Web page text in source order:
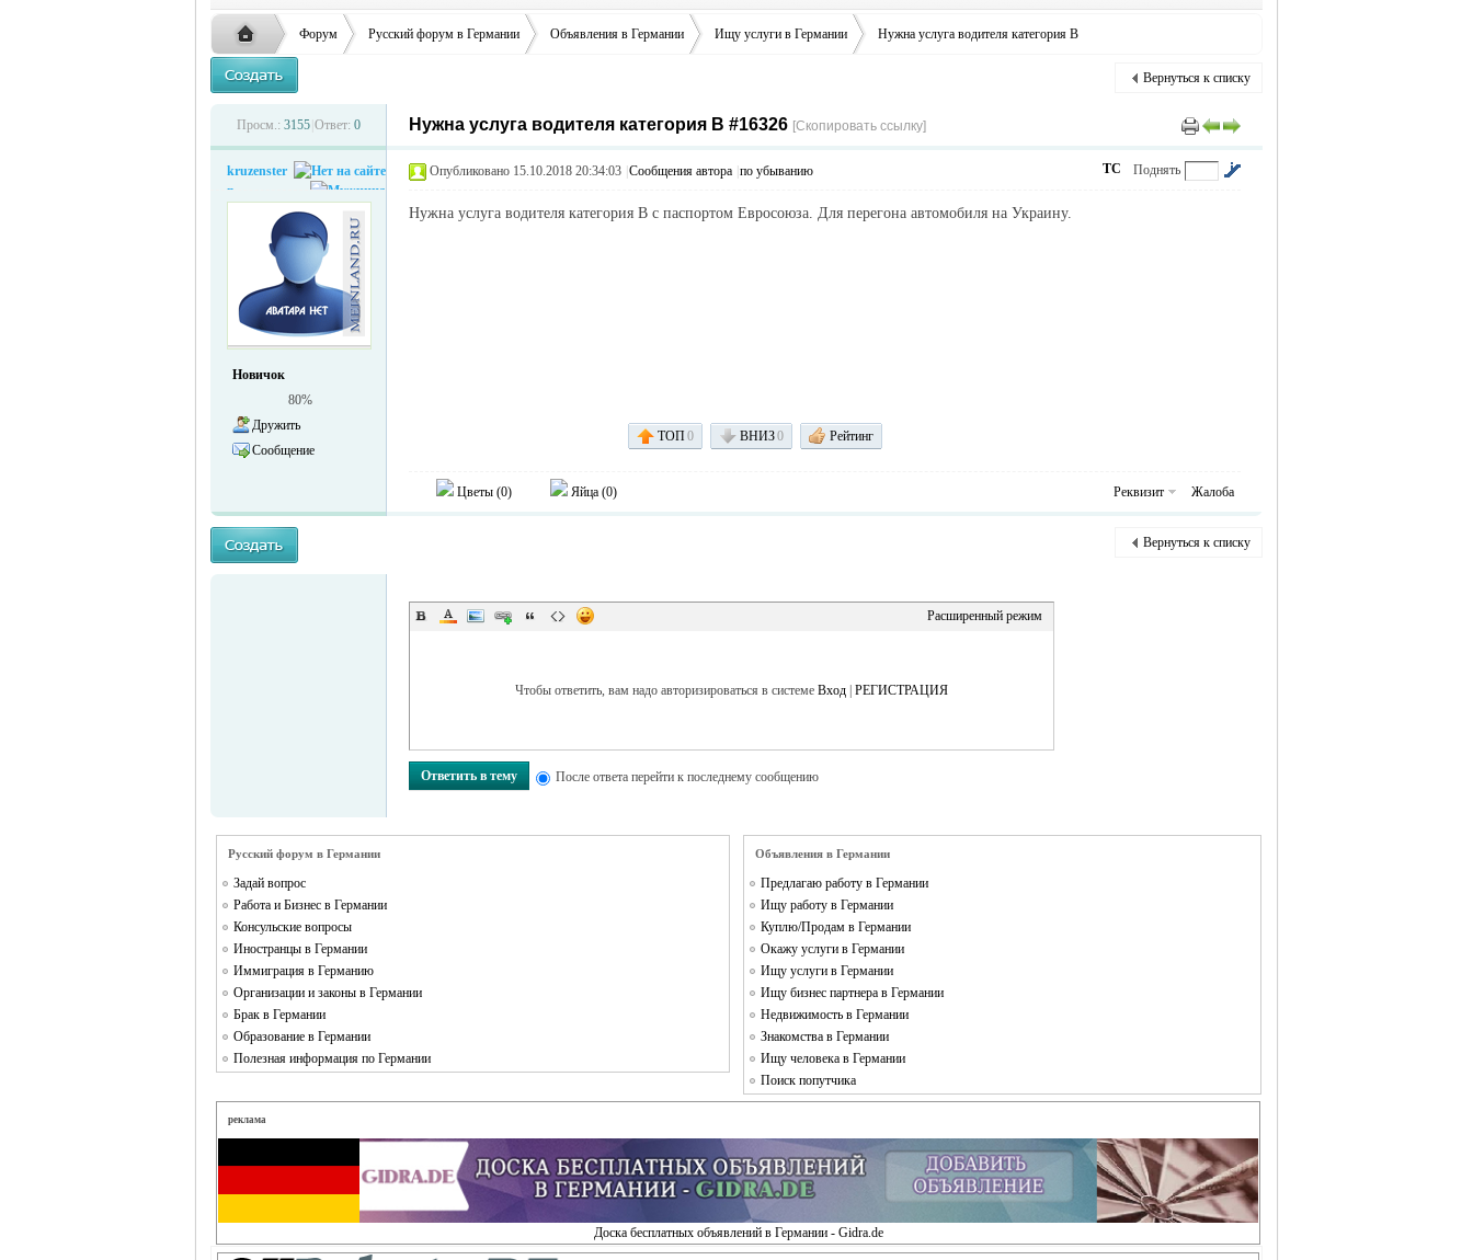
Русская
жизнь и
объявления в
MEINLAND.
RU
›
Форум
›
Русский форум в Германии
›
Объявления в Германии
›
Ищу услуги в Германии
›
Нужна услуга водителя категория В
Вернуться к списку
Просм.: 3155 Ответ: 0 Нужна услуга водителя категория В #16326 [Скопировать ссылку]
kruzenster
n
Новичок
80%
Дружить
Сообщение
Поднять
ТС
Опубликовано 15.10.2018 20:34:03 Сообщения автора по убыванию
Нужна услуга водителя категория В с паспортом Евросоюза. Для перегона автомобиля на Украину.
ТОП0 ВНИЗ0 Рейтинг
Цветы (0) Яйца (0) Реквизит Жалоба
Вернуться к списку
Расширенный режим
Чтобы ответить, вам надо авторизироваться в системе Вход РЕГИСТРАЦИЯ
Ответить в тему После ответа перейти к последнему сообщению
Русский форум в Германии
Задай вопрос
Работа и Бизнес в Германии
Консульские вопросы
Иностранцы в Германии
Иммиграция в Германию
Организации и законы в Германии
Брак в Германии
Образование в Германии
Полезная информация по Германии
Объявления в Германии
Предлагаю работу в Германии
Ищу работу в Германии
Куплю/Продам в Германии
Окажу услуги в Германии
Ищу услуги в Германии
Ищу бизнес партнера в Германии
Недвижимость в Германии
Знакомства в Германии
Ищу человека в Германии
Поиск попутчика
реклама
Доска бесплатных объявлений в Германии - Gidra.de